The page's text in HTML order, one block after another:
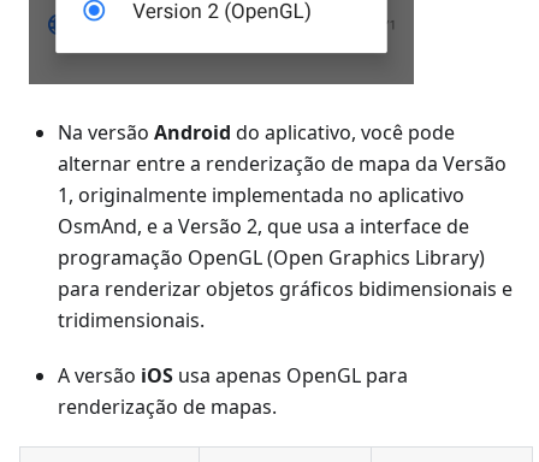
Na versão Android do aplicativo, você pode
alternar entre a renderização de mapa da Versão
1, originalmente implementada no aplicativo
OsmAnd, e a Versão 2, que usa a interface de
programação OpenGL (Open Graphics Library)
para renderizar objetos gráficos bidimensionais e
tridimensionais.
A versão iOS usa apenas OpenGL para
renderização de mapas.